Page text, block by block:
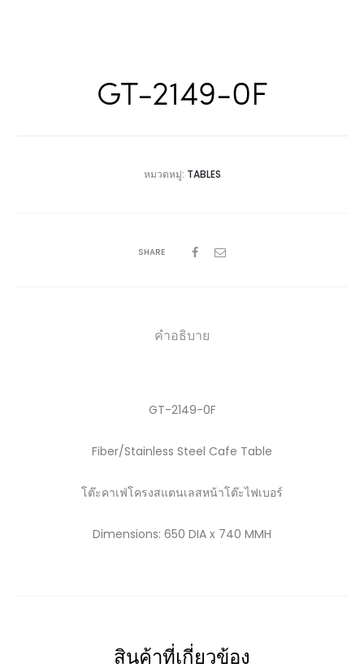
GT-2149-0F
หมวดหมู่: TABLES
SHARE
คำอธิบาย
GT-2149-0F
Fiber/Stainless Steel Cafe Table
โต๊ะคาเฟ่โครงสแตนเลสหน้าโต๊ะไฟเบอร์
Dimensions: 650 DIA x 740 MMH
สินค้าที่เกี่ยวข้อง